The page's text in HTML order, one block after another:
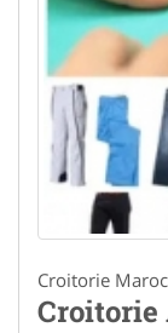
Croitorie
Croitorie